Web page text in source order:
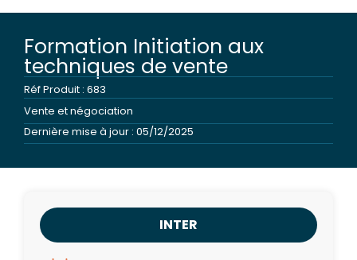
Formation Initiation aux
techniques de vente
Réf Produit : 683
Vente et négociation
Dernière mise à jour : 05/12/2025
INTER